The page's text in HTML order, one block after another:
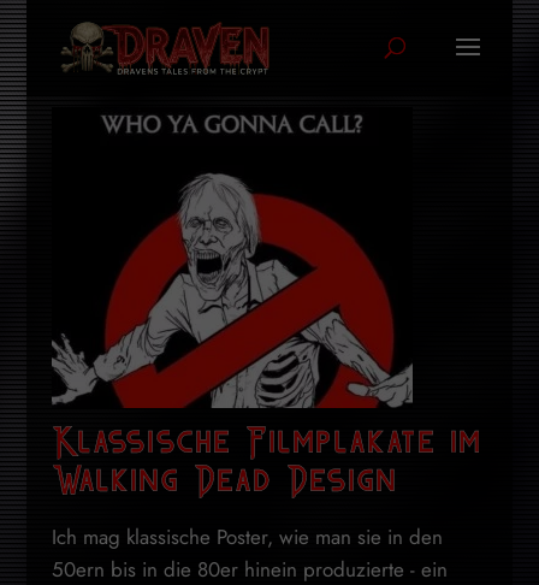
Klassische Filmplakate im
Walking Dead Design
Ich mag klassische Poster, wie man sie in den
50ern bis in die 80er hinein produzierte - ein